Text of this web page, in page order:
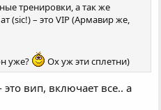
тренировки, а так же
(sic!) – это VIP (Армавир же,
уже? Ох уж эти сплетни)
вип, включает все.. а